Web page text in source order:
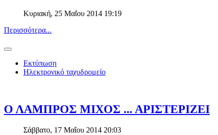
Κυριακή, 25 Μαΐου 2014 19:19
Περισσότερα...
Εκτύπωση
Ηλεκτρονικό ταχυδρομείο
Ο ΛΑΜΠΡΟΣ ΜΙΧΟΣ ... ΑΡΙΣΤΕΡΙΖΕΙ
Σάββατο, 17 Μαΐου 2014 20:03